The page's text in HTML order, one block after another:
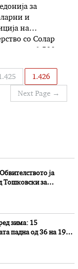
за
и
на
со Солар
во Скопје, ќе
1.426
Next Page →
ја
Тошковски за
зима: 15
падна од 36 на 19